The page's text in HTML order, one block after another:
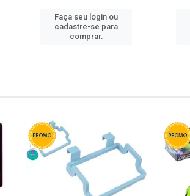
Faça seu login ou
cadastre-se para
comprar.